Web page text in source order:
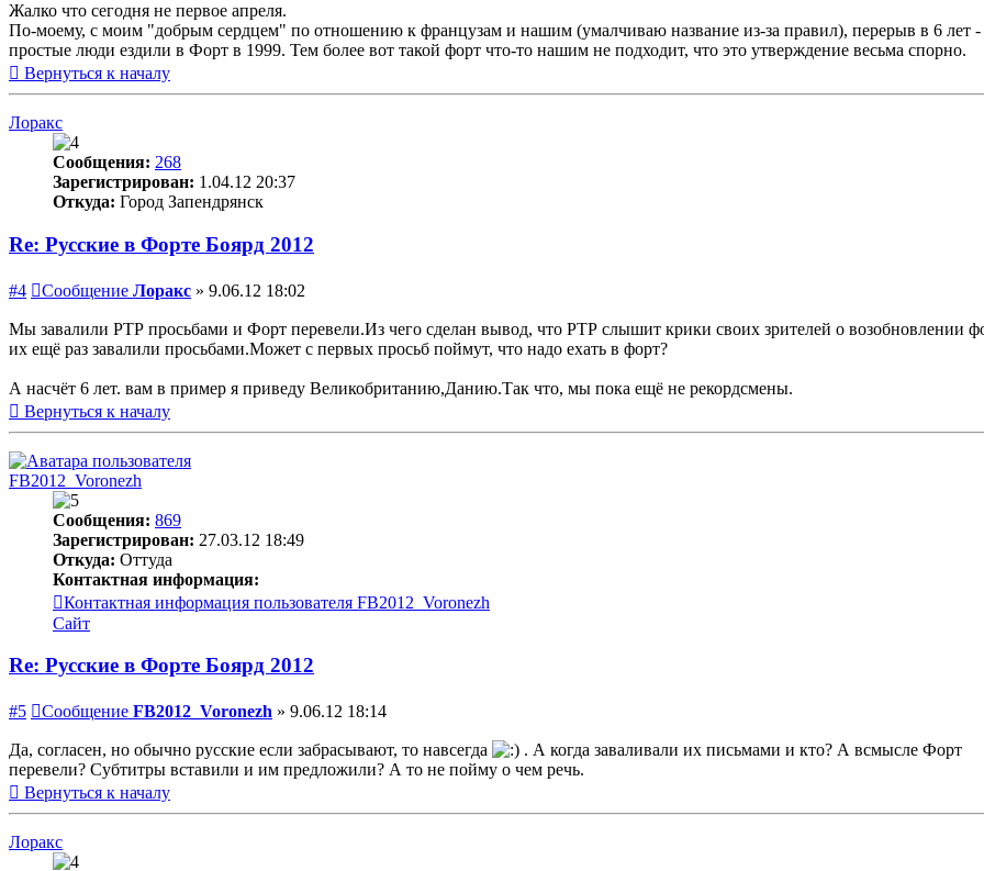
Жалко что сегодня не первое апреля.
По-моему, с моим "добрым сердцем" по отношению к французам и нашим (умалчиваю название из-за правил), перерыв в 6 лет
простые люди ездили в Форт в 1999. Тем более вот такой форт что-то нашим не подходит, что это утверждение весьма спорно.
Вернуться к началу
Лоракс
Сообщения: 268
Зарегистрирован: 1.04.12 20:37
Откуда: Город Запендрянск
Re: Русские в Форте Боярд 2012
#4 Сообщение Лоракс » 9.06.12 18:02
Мы завалили РТР просьбами и Форт перевели.Из чего сделан вывод, что РТР слышит крики своих зрителей о возобновлении
их ещё раз завалили просьбами.Может с первых просьб поймут, что надо ехать в форт?
А насчёт 6 лет. вам в пример я приведу Великобританию,Данию.Так что, мы пока ещё не рекордсмены.
Вернуться к началу
FB2012_Voronezh
Сообщения: 869
Зарегистрирован: 27.03.12 18:49
Откуда: Оттуда
Контактная информация:
Контактная информация пользователя FB2012_Voronezh
Сайт
Re: Русские в Форте Боярд 2012
#5 Сообщение FB2012_Voronezh » 9.06.12 18:14
Да, согласен, но обычно русские если забрасывают, то навсегда
. А когда заваливали их письмами и кто? А всмысле Форт
перевели? Субтитры вставили и им предложили? А то не пойму о чем речь.
Вернуться к началу
Лоракс